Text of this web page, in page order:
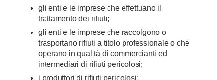
gli enti e le imprese che effettuano il
trattamento dei rifiuti;
gli enti e le imprese che raccolgono o
trasportano rifiuti a titolo professionale o che
operano in qualità di commercianti ed
intermediari di rifiuti pericolosi;
i produttori di rifiuti pericolosi;